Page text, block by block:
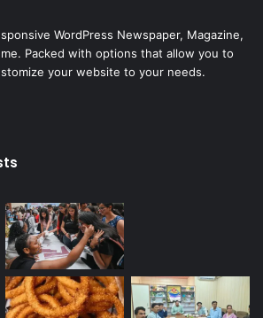
WordPress Newspaper, Magazine,
Packed with options that allow you to
your website to your needs.